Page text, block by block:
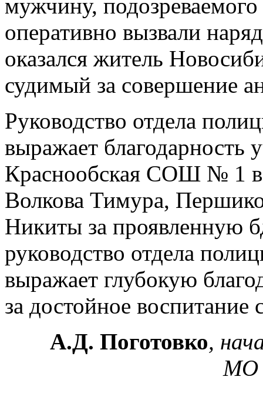
мужчину,
оперативно вызвали
оказался житель
судимый за совершение
Руководство отдела
выражает
Краснообская СОШ № 1 в
Волкова Тимура,
Никиты за проявленную
руководство отдела
выражает глубокую
за достойное воспитание
А.Д. Поготовко,
МО